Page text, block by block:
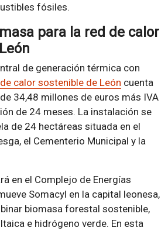
fósiles.
para la red de calor
de generación térmica con
calor sostenible de León cuenta
34,48 millones de euros más IVA
de 24 meses. La instalación se
de 24 hectáreas situada en el
el Cementerio Municipal y la
en el Complejo de Energías
Somacyl en la capital leonesa,
biomasa forestal sostenible,
e hidrógeno verde. En esta